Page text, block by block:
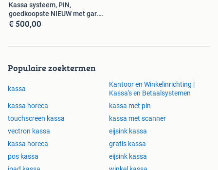
Kassa systeem, PIN,
goedkoopste NIEUW met gar.
Koop of Lease
€ 500,00
Populaire zoektermen
kassa
Kantoor en Winkelinrichting |
Kassa's en Betaalsystemen
kassa horeca
kassa met pin
touchscreen kassa
kassa met scanner
vectron kassa
eijsink kassa
kassa horeca
gratis kassa
pos kassa
eijsink kassa